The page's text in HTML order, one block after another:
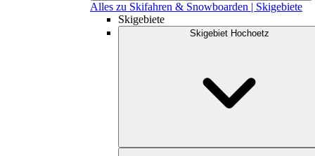
Alles zu Skifahren & Snowboarden | Skigebiete
Skigebiete
Skigebiet Hochoetz